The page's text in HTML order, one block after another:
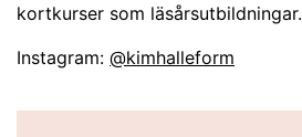
kortkurser som läsårsutbildningar.
Instagram: @kimhalleform